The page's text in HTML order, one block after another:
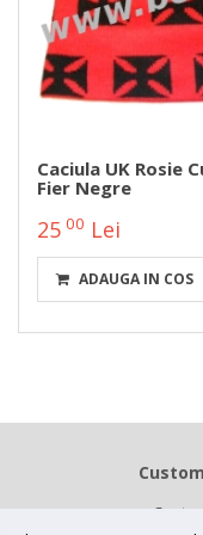
Caciula UK Rosie
Fier Negre
25 00 Lei
ADAUGA IN COS